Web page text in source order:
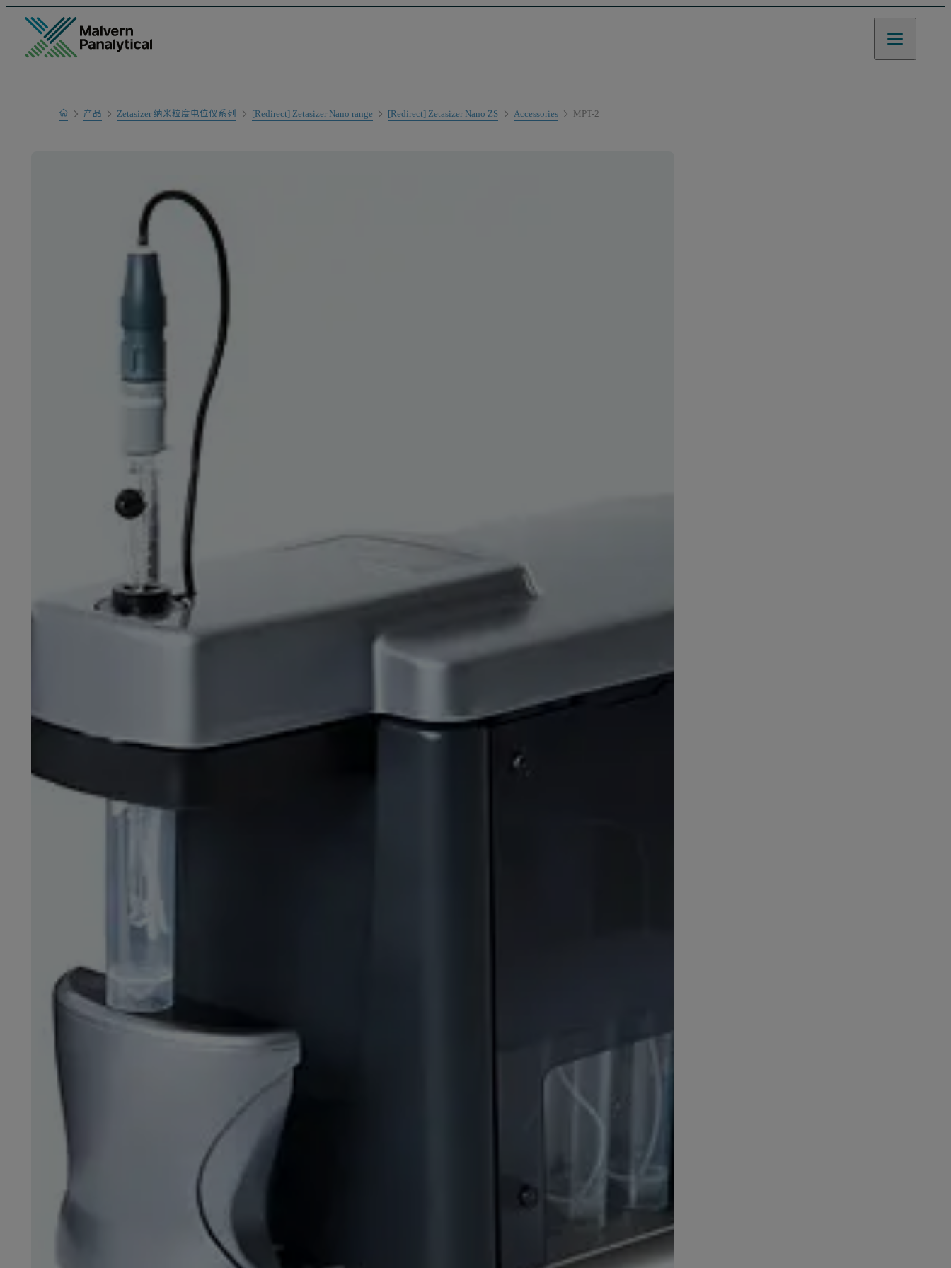
Home产品
产品系列
Zetasizer 纳米粒度电位仪系列 [Redirect] Zetasizer Nano range [Redirect] Zetasizer Nano ZS Accessories MPT-2